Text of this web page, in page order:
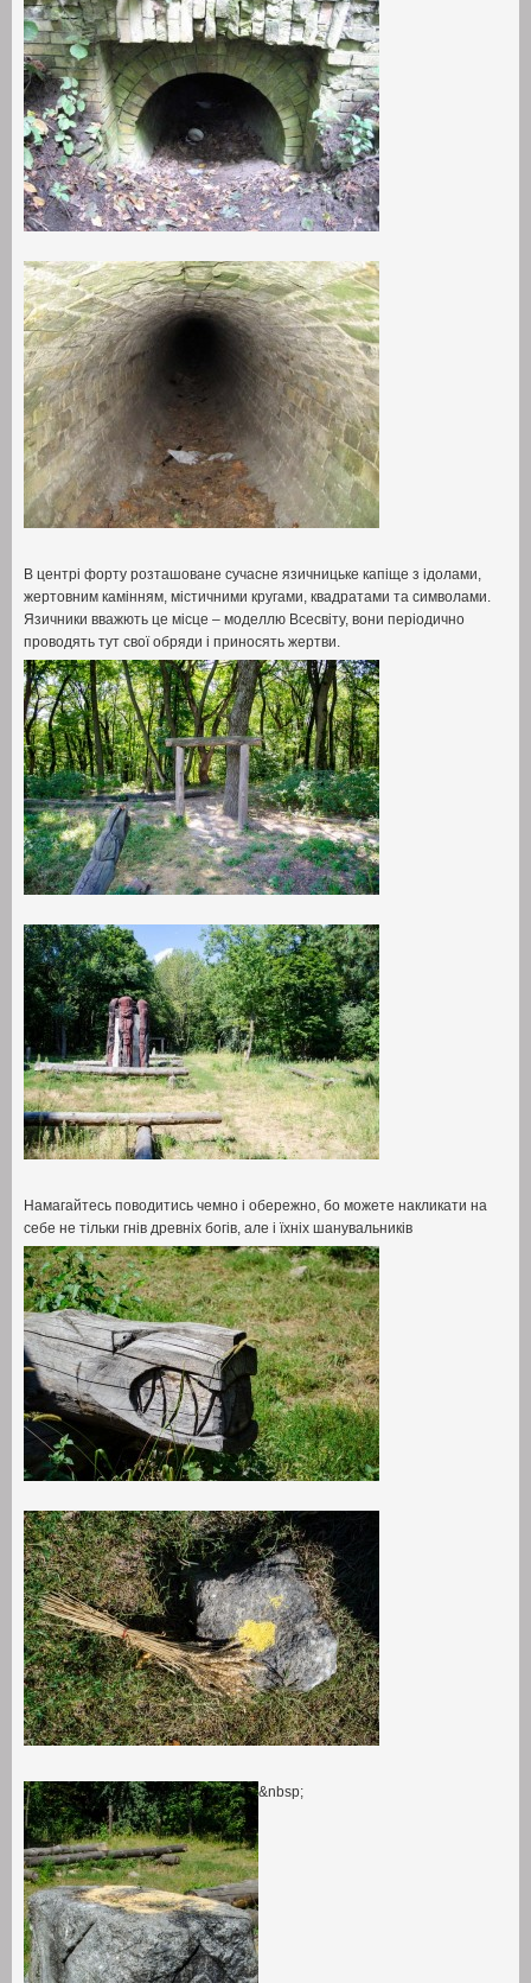
В центрі форту розташоване сучасне язичницьке капіще з ідолами,
жертовним камінням, містичними кругами, квадратами та символами.
Язичники вважють це місце – моделлю Всесвіту, вони періодично
проводять тут свої обряди і приносять жертви.
Намагайтесь поводитись чемно і обережно, бо можете накликати на
себе не тільки гнів древніх богів, але і їхніх шанувальників
&nbsp;